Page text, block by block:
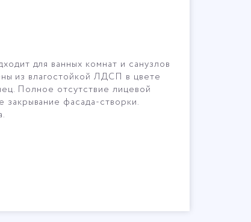
для ванных комнат и санузлов
из влагостойкой ЛДСП в цвете
Полное отсутствие лицевой
фасада-створки.